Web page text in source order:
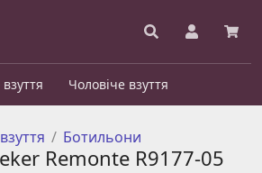
Чоловіче взуття
Ботильони
Remonte R9177-05